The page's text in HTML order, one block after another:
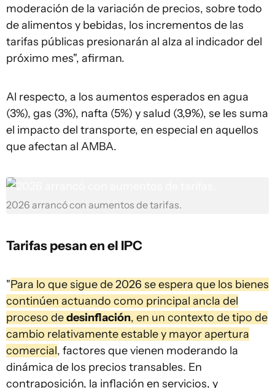
moderación de la variación de precios, sobre todo
de alimentos y bebidas, los incrementos de las
tarifas públicas presionarán al alza al indicador del
próximo mes", afirman.
Al respecto, a los aumentos esperados en agua
(3%), gas (3%), nafta (5%) y salud (3,9%), se les suma
el impacto del transporte, en especial en aquellos
que afectan al AMBA.
2026 arrancó con aumentos de tarifas.
Tarifas pesan en el IPC
"Para lo que sigue de 2026 se espera que los bienes
continúen actuando como principal ancla del
proceso dedesinflación, en un contexto de tipo de
cambio relativamente estable y mayor apertura
comercial, factores que vienen moderando la
dinámica de los precios transables. En
contraposición, la inflación en servicios, y